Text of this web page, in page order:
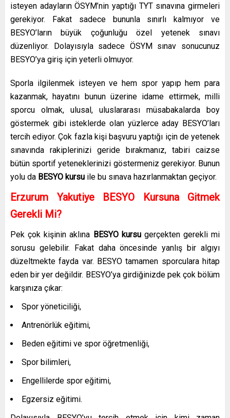
isteyen adayların ÖSYM’nin yaptığı TYT sınavına girmeleri
gerekiyor. Fakat sadece bununla sınırlı kalmıyor ve
BESYO’ların büyük çoğunluğu özel yetenek sınavı
düzenliyor. Dolayısıyla sadece ÖSYM sınav sonucunuz
BESYO’ya giriş için yeterli olmuyor.
Sporla ilgilenmek isteyen ve hem spor yapıp hem para
kazanmak, hayatını bunun üzerine idame ettirmek, milli
sporcu olmak, ulusal, uluslararası müsabakalarda boy
göstermek gibi isteklerde olan yüzlerce aday BESYO’ları
tercih ediyor. Çok fazla kişi başvuru yaptığı için de yetenek
sınavında rakiplerinizi geride bırakmanız, tabiri caizse
bütün sportif yeteneklerinizi göstermeniz gerekiyor. Bunun
yolu da BESYO kursu ile bu sınava hazırlanmaktan geçiyor.
Erzurum Yakutiye BESYO Kursuna Gitmek
Gerekli Mi?
Pek çok kişinin aklına BESYO kursu gerçekten gerekli mi
sorusu gelebilir. Fakat daha öncesinde yanlış bir algıyı
düzeltmekte fayda var. BESYO tamamen sporculara hitap
eden bir yer değildir. BESYO’ya girdiğinizde pek çok bölüm
karşınıza çıkar:
Spor yöneticiliği,
Antrenörlük eğitimi,
Beden eğitimi ve spor öğretmenliği,
Spor bilimleri,
Engellilerde spor eğitimi,
Egzersiz eğitimi.